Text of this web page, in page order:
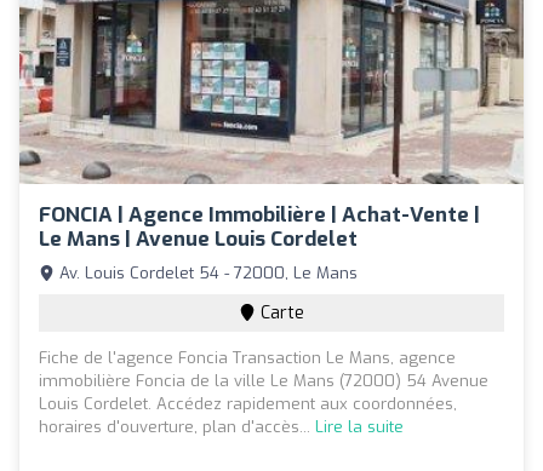
FONCIA | Agence Immobilière | Achat-Vente |
Le Mans | Avenue Louis Cordelet
Av. Louis Cordelet 54 - 72000, Le Mans
Carte
Fiche de l'agence Foncia Transaction Le Mans, agence
immobilière Foncia de la ville Le Mans (72000) 54 Avenue
Louis Cordelet. Accédez rapidement aux coordonnées,
horaires d'ouverture, plan d'accès... Lire la suite